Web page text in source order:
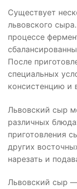
Существует
львовского
процессе
После
специальных
консистенцию и
Львовский сыр
различных
приготовления
других
нарезать и
Львовский сыр